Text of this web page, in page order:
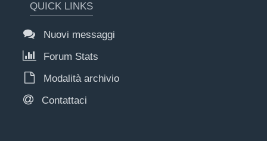
QUICK LINKS
Nuovi messaggi
Forum Stats
Modalità archivio
Contattaci